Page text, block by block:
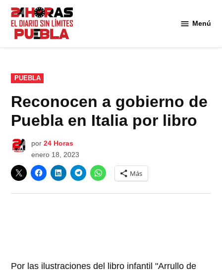
Saltar
contenido
Menú
PUBLICADO
EN
PUEBLA
Reconocen a gobierno de
Puebla en Italia por libro
por 24 Horas
enero 18, 2023
Más
Por las ilustraciones del libro infantil "Arrullo de